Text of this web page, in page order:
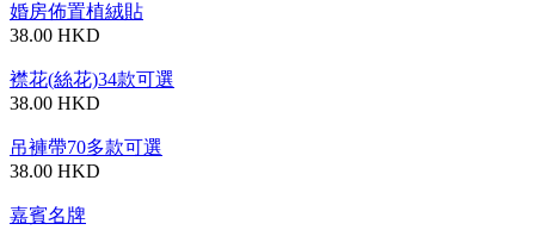
婚房佈置植絨貼
38.00 HKD
襟花(絲花)34款可選
38.00 HKD
吊褲帶70多款可選
38.00 HKD
嘉賓名牌